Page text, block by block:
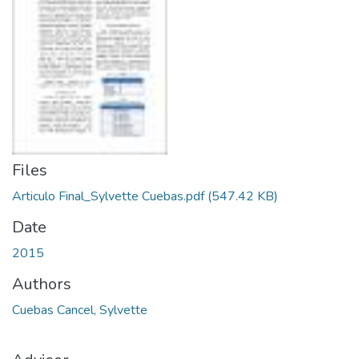
Files
Articulo Final_Sylvette Cuebas.pdf(547.42 KB)
Date
2015
Authors
Cuebas Cancel, Sylvette